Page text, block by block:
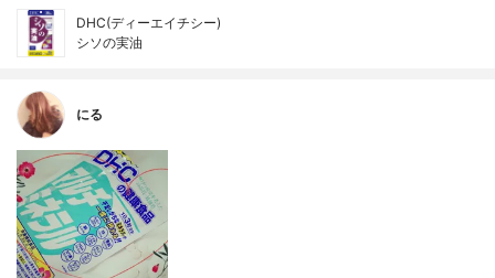
DHC(ディーエイチシー)
シソの実油
にる